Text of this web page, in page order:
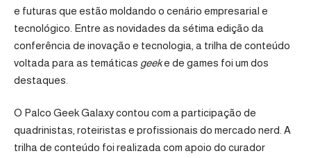
e futuras que estão moldando o cenário empresarial e
tecnológico. Entre as novidades da sétima edição da
conferência de inovação e tecnologia, a trilha de conteúdo
voltada para as temáticas geeke de games foi um dos
destaques.
O Palco Geek Galaxy contou com a participação de
quadrinistas, roteiristas e profissionais do mercado nerd. A
trilha de conteúdo foi realizada com apoio do curador